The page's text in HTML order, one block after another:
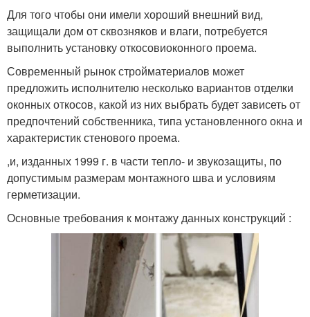
Для того чтобы они имели хороший внешний вид,
защищали дом от сквозняков и влаги, потребуется
выполнить установку откосовиоконного проема.
Современный рынок стройматериалов может
предложить исполнителю несколько вариантов отделки
оконных откосов, какой из них выбрать будет зависеть от
предпочтений собственника, типа установленного окна и
характеристик стенового проема.
,и, изданных 1999 г. в части тепло- и звукозащиты, по
допустимым размерам монтажного шва и условиям
герметизации.
Основные требования к монтажу данных конструкций :